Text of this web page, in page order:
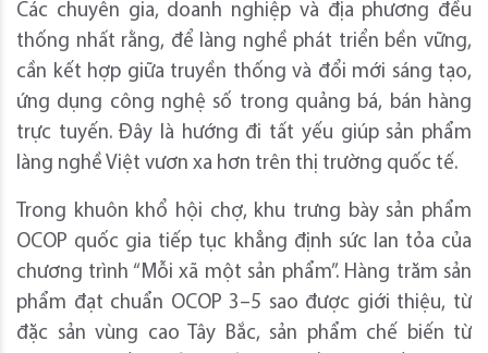
Các chuyên gia, doanh nghiệp và địa phương đều
thống nhất rằng, để làng nghề phát triển bền vững,
cần kết hợp giữa truyền thống và đổi mới sáng tạo,
ứng dụng công nghệ số trong quảng bá, bán hàng
trực tuyến. Đây là hướng đi tất yếu giúp sản phẩm
làng nghề Việt vươn xa hơn trên thị trường quốc tế.
Trong khuôn khổ hội chợ, khu trưng bày sản phẩm
OCOP quốc gia tiếp tục khẳng định sức lan tỏa của
chương trình “Mỗi xã một sản phẩm”. Hàng trăm sản
phẩm đạt chuẩn OCOP 3–5 sao được giới thiệu, từ
đặc sản vùng cao Tây Bắc, sản phẩm chế biến từ